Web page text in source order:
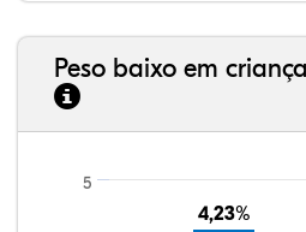
Peso baixo em
4,23%
4,23%
5